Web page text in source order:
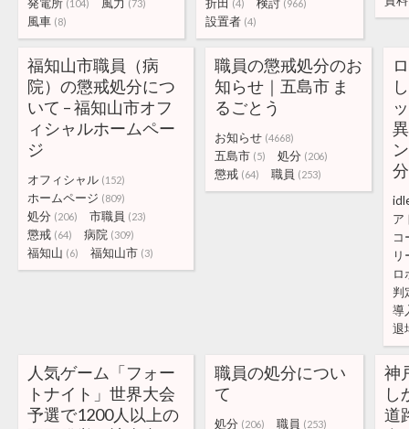
(104) (73)
風車 (8)
(4) (966)
設置者 (4)
福知山市職員（病
院）の懲戒処分につ
いて – 福知山市オフ
ィシャルホームペー
ジ
オフィシャル (152)
ホームページ (809)
処分 (206) 市職員 (23)
懲戒 (64) 病院 (309)
福知山 (6) 福知山市 (3)
職員の懲戒処分のお
知らせ｜五島市 ま
るごとう
お知らせ (4668)
五島市 (5) 処分 (206)
懲戒 (64) 職員 (253)
ア
コ
リ
ロ
判
導
退
人気ゲーム「フォー
トナイト」世界大会
予選で1200人以上の
職員の処分につい
て
処分 (206) 職員 (253)
神
し
道